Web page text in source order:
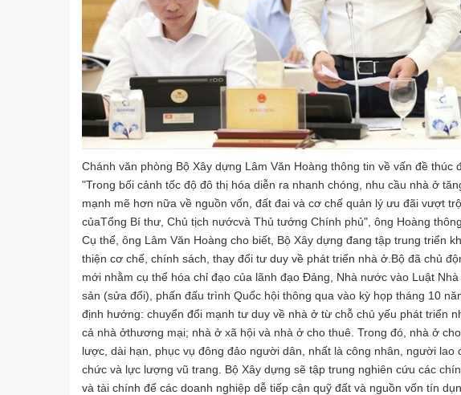
Chánh văn phòng Bộ Xây dựng Lâm Văn Hoàng thông tin về vấn đề thúc
"Trong bối cảnh tốc độ đô thị hóa diễn ra nhanh chóng, nhu cầu nhà ở
mạnh mẽ hơn nữa về nguồn vốn, đất đai và cơ chế quản lý ưu đãi vượt
củaTổng Bí thư, Chủ tịch nướcvà Thủ tướng Chính phủ", ông Hoàng thông
Cụ thể, ông Lâm Văn Hoàng cho biết, Bộ Xây dựng đang tập trung triển
thiện cơ chế, chính sách, thay đổi tư duy về phát triển nhà ở.Bộ đã chủ
mới nhằm cụ thể hóa chỉ đạo của lãnh đạo Đảng, Nhà nước vào Luật
sản (sửa đổi), phấn đấu trình Quốc hội thông qua vào kỳ họp tháng 10
định hướng: chuyển đổi mạnh tư duy về nhà ở từ chỗ chủ yếu phát triển
cả nhà ởthương mại; nhà ở xã hội và nhà ở cho thuê. Trong đó, nhà ở
lược, dài hạn, phục vụ đông đảo người dân, nhất là công nhân, người lao
chức và lực lượng vũ trang. Bộ Xây dựng sẽ tập trung nghiên cứu các
và tài chính để các doanh nghiệp dễ tiếp cận quỹ đất và nguồn vốn tín